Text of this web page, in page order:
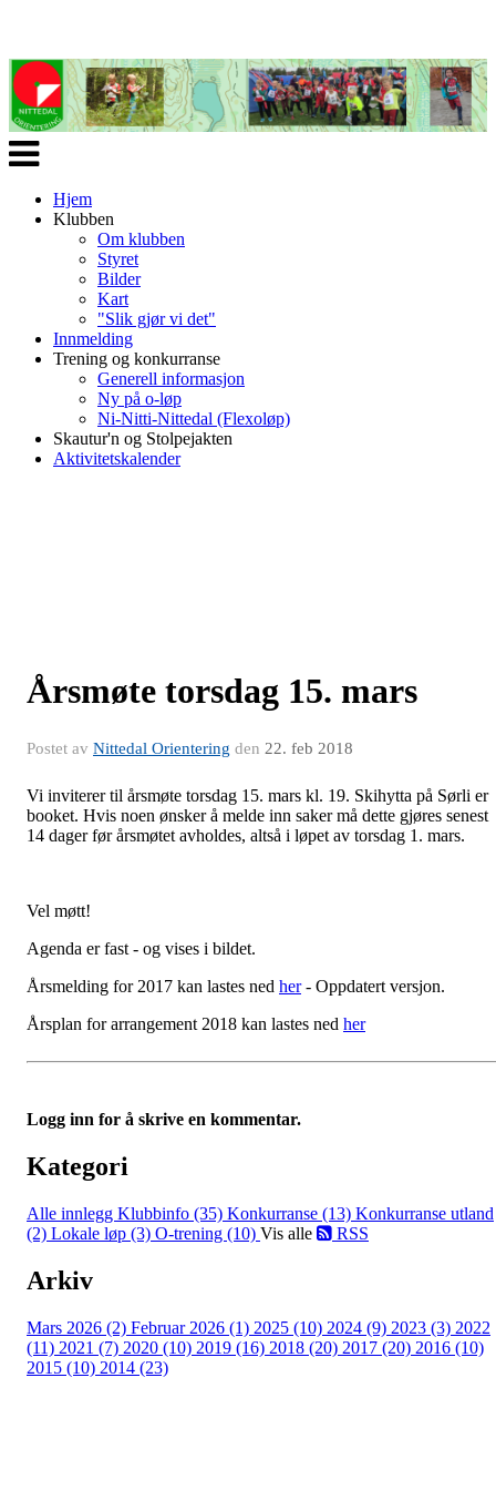
Veksle
navigasjon
Hjem
Klubben
Om klubben
Styret
Bilder
Kart
"Slik gjør vi det"
Innmelding
Trening og konkurranse
Generell informasjon
Ny på o-løp
Ni-Nitti-Nittedal (Flexoløp)
Skautur'n og Stolpejakten
Aktivitetskalender
Årsmøte torsdag 15. mars
Postet av Nittedal Orientering den 22. feb 2018
Vi inviterer til årsmøte torsdag 15. mars kl. 19. Skihytta på Sørli er
booket. Hvis noen ønsker å melde inn saker må dette gjøres senest
14 dager før årsmøtet avholdes, altså i løpet av torsdag 1. mars.
Vel møtt!
Agenda er fast - og vises i bildet.
Årsmelding for 2017 kan lastes ned her- Oppdatert versjon.
Årsplan for arrangement 2018 kan lastes ned her
Logg inn for å skrive en kommentar.
Kategori
Alle innlegg Klubbinfo (35) Konkurranse (13) Konkurranse utland
(2) Lokale løp (3) O-trening (10) Vis alle RSS
Arkiv
Mars 2026 (2) Februar 2026 (1) 2025 (10) 2024 (9) 2023 (3) 2022
(11) 2021 (7) 2020 (10) 2019 (16) 2018 (20) 2017 (20) 2016 (10)
2015 (10) 2014 (23)